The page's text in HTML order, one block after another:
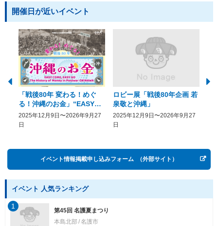
開催日が近いイベント
「戦後80年 変わる！めぐ
る！沖縄のお金」“EASY
COME, EASY GO － The
History of Money in
2025年12月9日〜2026年9月27
日
ロビー展「戦後80年企画 若
泉敬と沖縄」
2025年12月9日〜2026年9月27
日
イベント情報掲載申し込みフォーム （外部サイト）
イベント 人気ランキング
第45回 名護夏まつり
本島北部 名護市
1